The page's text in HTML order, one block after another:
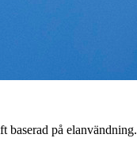
baserad på elanvändning.